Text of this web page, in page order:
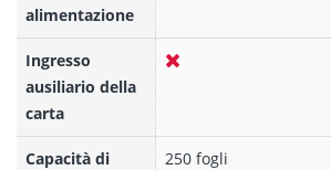
alimentazione
Ingresso
ausiliario della
carta
Capacità di
250 fogli